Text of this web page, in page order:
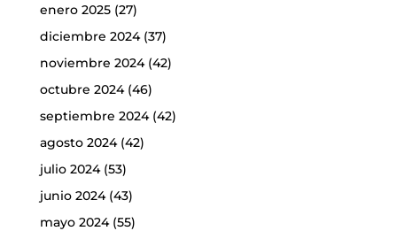
enero 2025(27)
diciembre 2024(37)
noviembre 2024(42)
octubre 2024(46)
septiembre 2024(42)
agosto 2024(42)
julio 2024(53)
junio 2024(43)
mayo 2024(55)